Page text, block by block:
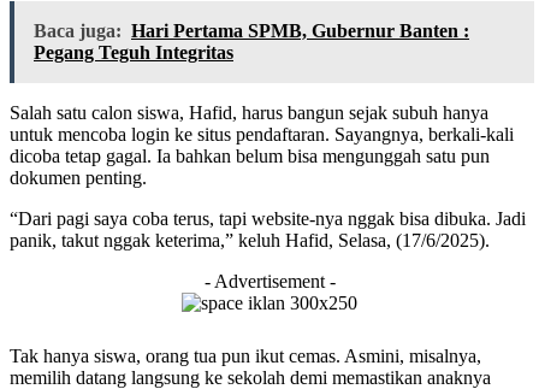
Baca juga: Hari Pertama SPMB, Gubernur Banten :
Pegang Teguh Integritas
Salah satu calon siswa, Hafid, harus bangun sejak subuh hanya
untuk mencoba login ke situs pendaftaran. Sayangnya, berkali-kali
dicoba tetap gagal. Ia bahkan belum bisa mengunggah satu pun
dokumen penting.
“Dari pagi saya coba terus, tapi website-nya nggak bisa dibuka. Jadi
panik, takut nggak keterima,” keluh Hafid, Selasa, (17/6/2025).
- Advertisement -
Tak hanya siswa, orang tua pun ikut cemas. Asmini, misalnya,
memilih datang langsung ke sekolah demi memastikan anaknya